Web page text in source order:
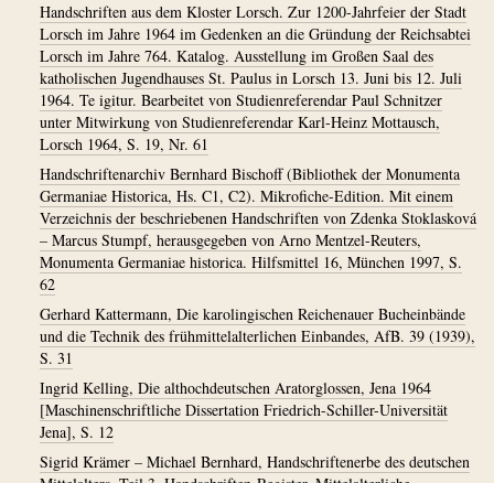
Handschriften aus dem Kloster Lorsch. Zur 1200-Jahrfeier der Stadt
Lorsch im Jahre 1964 im Gedenken an die Gründung der Reichsabtei
Lorsch im Jahre 764. Katalog. Ausstellung im Großen Saal des
katholischen Jugendhauses St. Paulus in Lorsch 13. Juni bis 12. Juli
1964. Te igitur. Bearbeitet von Studienreferendar Paul Schnitzer
unter Mitwirkung von Studienreferendar Karl-Heinz Mottausch,
Lorsch 1964, S. 19, Nr. 61
Handschriftenarchiv Bernhard Bischoff (Bibliothek der Monumenta
Germaniae Historica, Hs. C1, C2). Mikrofiche-Edition. Mit einem
Verzeichnis der beschriebenen Handschriften von Zdenka Stoklasková
– Marcus Stumpf, herausgegeben von Arno Mentzel-Reuters,
Monumenta Germaniae historica. Hilfsmittel 16, München 1997, S.
62
Gerhard Kattermann, Die karolingischen Reichenauer Bucheinbände
und die Technik des frühmittelalterlichen Einbandes, AfB. 39 (1939),
S. 31
Ingrid Kelling, Die althochdeutschen Aratorglossen, Jena 1964
[Maschinenschriftliche Dissertation Friedrich-Schiller-Universität
Jena], S. 12
Sigrid Krämer – Michael Bernhard, Handschriftenerbe des deutschen